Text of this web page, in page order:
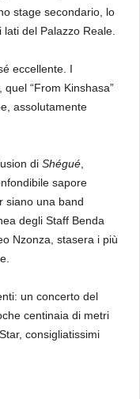
stage secondario, lo
del Palazzo Reale.
eccellente. I
“From Kinshasa”
assolutamente
di Shégué,
sapore
siano una band
degli Staff Benda
Nzonza, stasera i più
un concerto del
centinaia di metri
consigliatissimi